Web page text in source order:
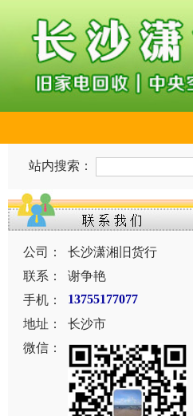
站内搜索：
公司：
长沙潇湘旧货行
联系：
谢争艳
手机：
13755177077
地址：
长沙市
微信：